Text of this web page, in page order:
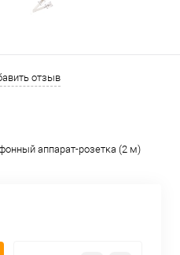
отзыв
аппарат-розетка (2 м)